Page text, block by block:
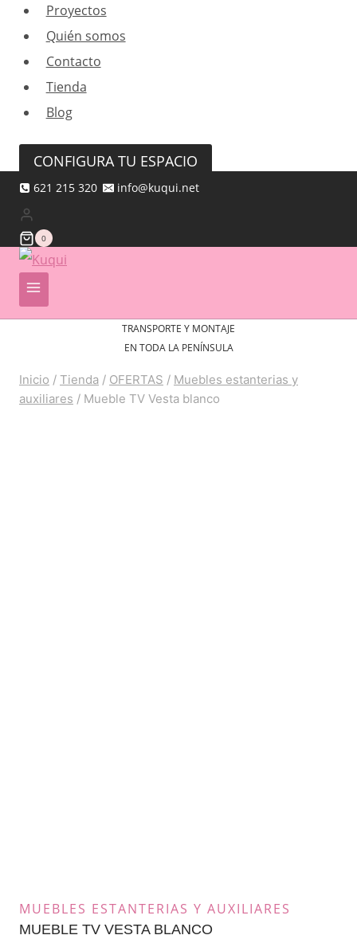
Proyectos
Quién somos
Contacto
Tienda
Blog
CONFIGURA TU ESPACIO
621 215 320 info@kuqui.net
0
TRANSPORTE Y MONTAJE
EN TODA LA PENÍNSULA
Inicio / Tienda / OFERTAS / Muebles estanterias y
auxiliares / Mueble TV Vesta blanco
MUEBLES ESTANTERIAS Y AUXILIARES
MUEBLE TV VESTA BLANCO